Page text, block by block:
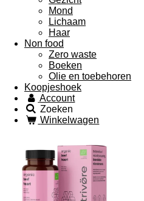
Mond
Lichaam
Haar
Non food
Zero waste
Boeken
Olie en toebehoren
Koopjeshoek
Account
Zoeken
Winkelwagen